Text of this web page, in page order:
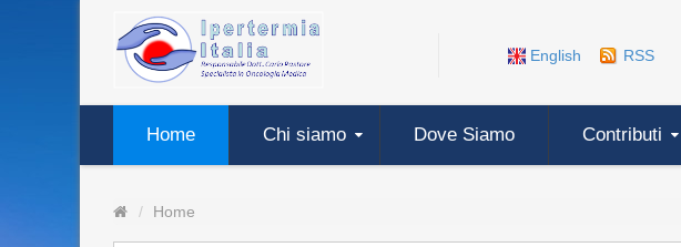
English RSS
Home Chi siamo Dove Siamo Contributi
Home